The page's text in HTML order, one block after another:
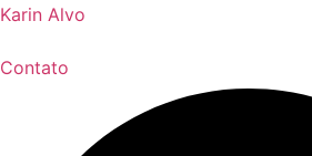
Karin Alvo
Contato